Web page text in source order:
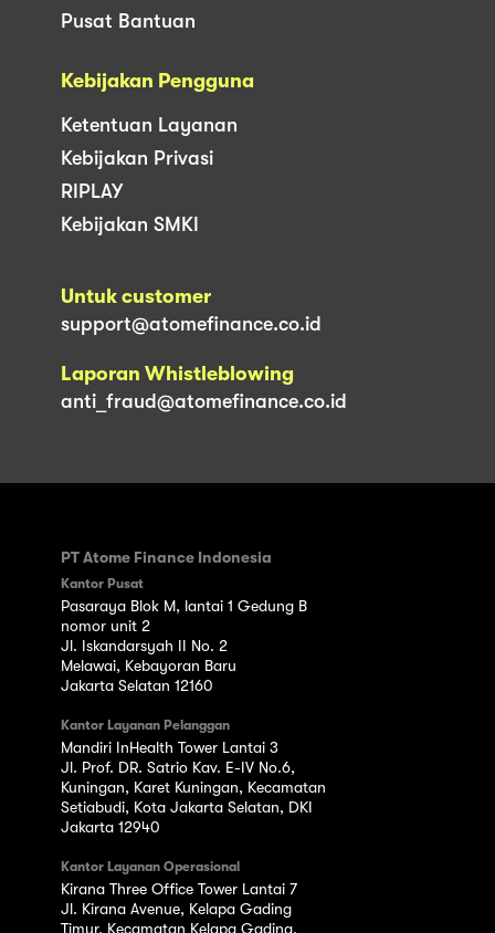
Pusat Bantuan
Kebijakan Pengguna
Ketentuan Layanan
Kebijakan Privasi
RIPLAY
Kebijakan SMKI
Untuk customer
support@atomefinance.co.id
Laporan Whistleblowing
anti_fraud@atomefinance.co.id
PT Atome Finance Indonesia
Kantor Pusat
Pasaraya Blok M, lantai 1 Gedung B
nomor unit 2
Jl. Iskandarsyah II No. 2
Melawai, Kebayoran Baru
Jakarta Selatan 12160
Kantor Layanan Pelanggan
Mandiri InHealth Tower Lantai 3
Jl. Prof. DR. Satrio Kav. E-IV No.6,
Kuningan, Karet Kuningan, Kecamatan
Setiabudi, Kota Jakarta Selatan, DKI
Jakarta 12940
Kantor Layanan Operasional
Kirana Three Office Tower Lantai 7
Jl. Kirana Avenue, Kelapa Gading
Timur, Kecamatan Kelapa Gading,